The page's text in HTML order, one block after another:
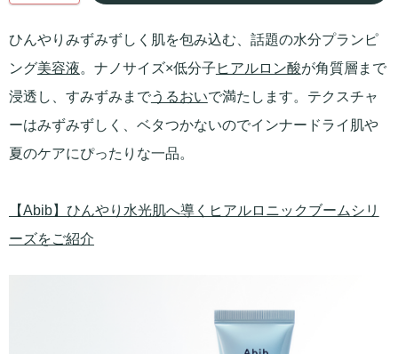
ひんやりみずみずしく肌を包み込む、話題の水分プランピ
ング美容液。ナノサイズ×低分子 ヒアルロン酸が角質層まで
浸透し、すみずみまでうるおいで満たします。テクスチャ
ーはみずみずしく、ベタつかないのでインナードライ肌や
夏のケアにぴったりな一品。
【Abib】ひんやり水光肌へ導くヒアルロニックブームシリ
ーズをご紹介